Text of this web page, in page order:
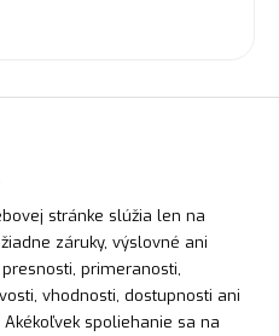
stránke slúžia len na
záruky, výslovné ani
primeranosti,
vhodnosti, dostupnosti ani
spoliehanie sa na